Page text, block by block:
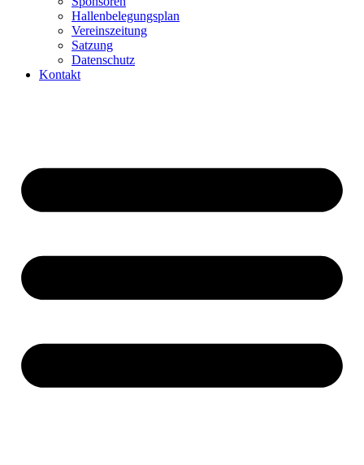
Hallenbelegungsplan
Vereinszeitung
Satzung
Datenschutz
Kontakt